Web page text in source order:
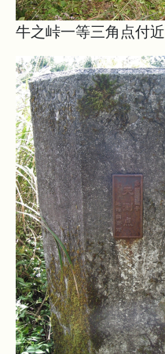
牛之峠一等三角点付近